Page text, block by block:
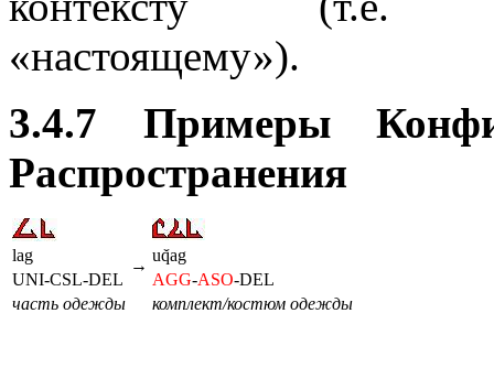
«настоящему»).
3.4.7 Примеры
Распространения
→
lag
uq̌ag
UNI-CSL-DEL
AGG-ASO-DEL
часть одежды
комплект/костюм одежды